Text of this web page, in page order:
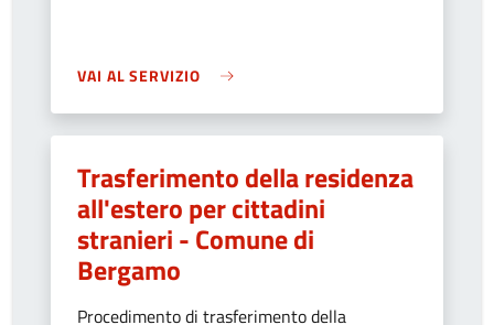
VAI AL SERVIZIO
Trasferimento della residenza
all'estero per cittadini
stranieri - Comune di
Bergamo
Procedimento di trasferimento della